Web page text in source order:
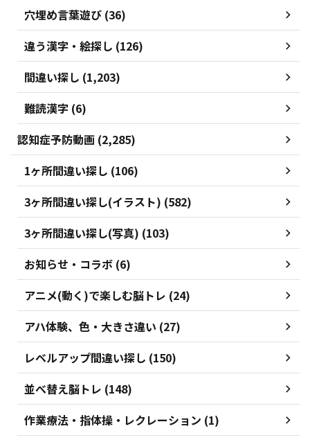
穴埋め言葉遊び (36)
違う漢字・絵探し (126)
間違い探し (1,203)
難読漢字 (6)
認知症予防動画 (2,285)
1ヶ所間違い探し (106)
3ヶ所間違い探し(イラスト) (582)
3ヶ所間違い探し(写真) (103)
お知らせ・コラボ (6)
アニメ(動く)で楽しむ脳トレ (24)
アハ体験、色・大きさ違い (27)
レベルアップ間違い探し (150)
並べ替え脳トレ (148)
作業療法・指体操・レクレーション (1)